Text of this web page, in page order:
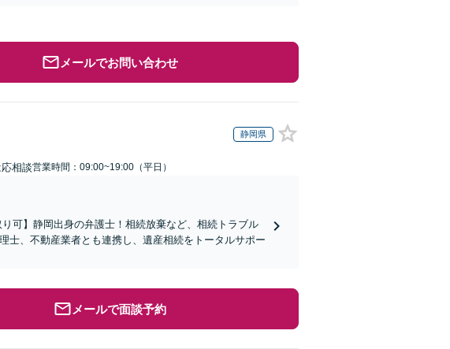
メールでお問い合わせ
静岡県
相談営業時間：09:00~19:00（平日）
可】静岡出身の弁護士！相続放棄など、相続トラブル
士、不動産業者とも連携し、遺産相続をトータルサポー
メールで面談予約